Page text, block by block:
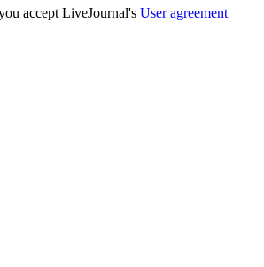
accept LiveJournal's User agreement